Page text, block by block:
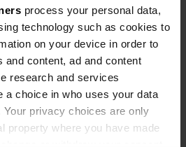
process your personal data,
technology such as cookies to
on your device in order to
and content, ad and content
research and services
a choice in who uses your data
privacy choices are only
property where you have made
Ook het plaatsje Damme is
De camping is van alle
met een uitgebreid en
Zeker een aanrader. groet G&M
—meer dan 4 jaar
geleden
3 dagen gestaan op deze